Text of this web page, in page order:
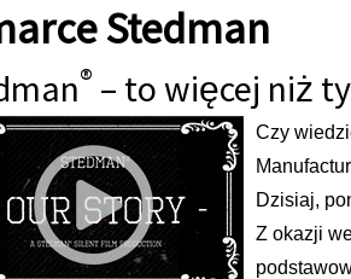
Stedman
® – to więcej niż
Czy
Dzisiaj,
Z okazji